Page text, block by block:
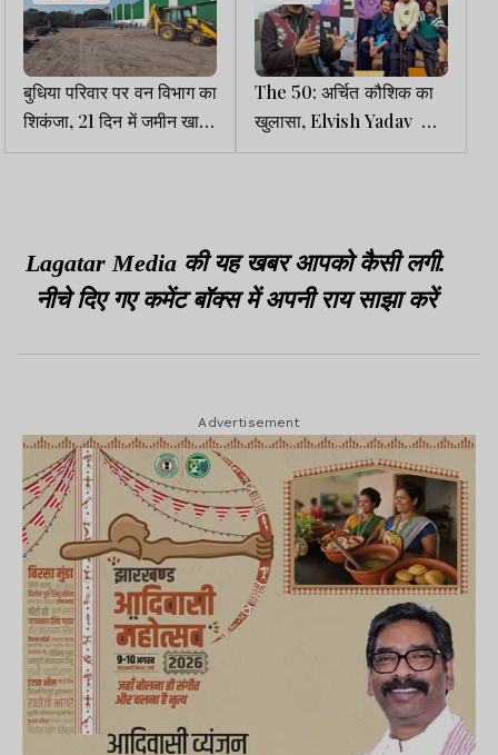
बुधिया परिवार पर वन विभाग का
शिकंजा, 21 दिन में जमीन खाली
करने का आदेश
The 50: अर्चित कौशिक का
खुलासा, Elvish Yadav को
भी मिला था शो का ऑफर
Lagatar Media की यह खबर आपको कैसी लगी.
नीचे दिए गए कमेंट बॉक्स में अपनी राय साझा करें
Advertisement